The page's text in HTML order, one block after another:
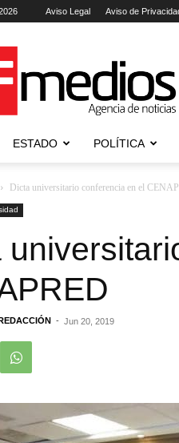
Aviso Legal Aviso de
Agencia
de
Noticias
ESTADO POLÍTICA
Dicta universitario conferencia en el
- Jun 20, 2019